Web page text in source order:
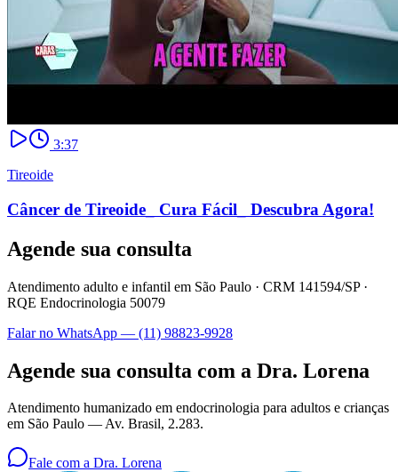
3:37
Tireoide
Câncer de Tireoide_ Cura Fácil_ Descubra Agora!
Agende sua consulta
Atendimento adulto e infantil em São Paulo · CRM 141594/SP·
RQE Endocrinologia 50079
Falar no WhatsApp — (11) 98823-9928
Agende sua consulta com a Dra. Lorena
Atendimento humanizado em endocrinologia para adultos e crianças
em São Paulo —Av. Brasil, 2.283.
Fale com a Dra. Lorena